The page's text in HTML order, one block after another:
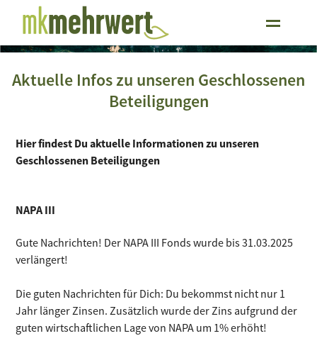
Aktuelle Infos zu unseren Geschlossenen
Beteiligungen
Hier findest Du aktuelle Informationen zu unseren
Geschlossenen Beteiligungen
NAPA III
Gute Nachrichten! Der NAPA III Fonds wurde bis 31.03.2025
verlängert!
Die guten Nachrichten für Dich: Du bekommst nicht nur 1
Jahr länger Zinsen. Zusätzlich wurde der Zins aufgrund der
guten wirtschaftlichen Lage von NAPA um 1% erhöht!